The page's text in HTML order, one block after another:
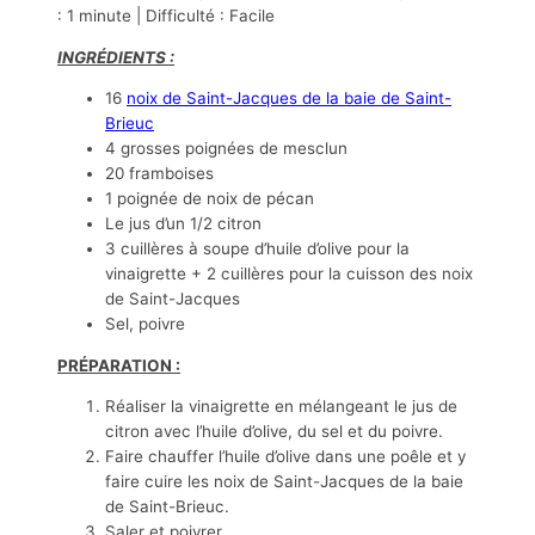
: 1 minute | Difficulté : Facile
INGRÉDIENTS :
16 noix de Saint-Jacques de la baie de Saint-
Brieuc
4 grosses poignées de mesclun
20 framboises
1 poignée de noix de pécan
Le jus d’un 1/2 citron
3 cuillères à soupe d’huile d’olive pour la
vinaigrette + 2 cuillères pour la cuisson des noix
de Saint-Jacques
Sel, poivre
PRÉPARATION :
Réaliser la vinaigrette en mélangeant le jus de
citron avec l’huile d’olive, du sel et du poivre.
Faire chauffer l’huile d’olive dans une poêle et y
faire cuire les noix de Saint-Jacques de la baie
de Saint-Brieuc.